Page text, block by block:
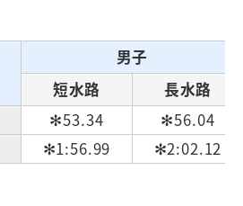
男子
短水路
長水路
✻53.34
✻56.04
✻1:56.99 ✻2:02.12